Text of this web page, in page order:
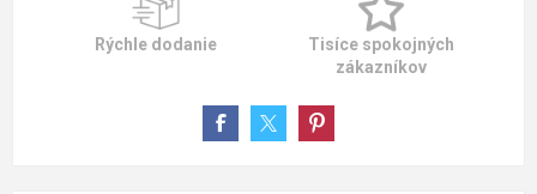
Rýchle dodanie
Tisíce spokojných
zákazníkov